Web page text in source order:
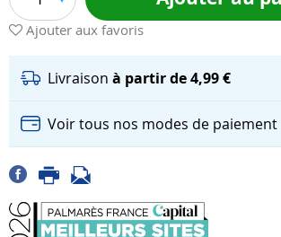
Ajouter aux favoris
Livraison à partir de 4,99 €
Voir tous nos modes de paiement